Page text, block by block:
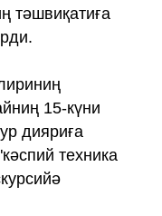
тәшвиқатиға
15-күни
дияриға
техника